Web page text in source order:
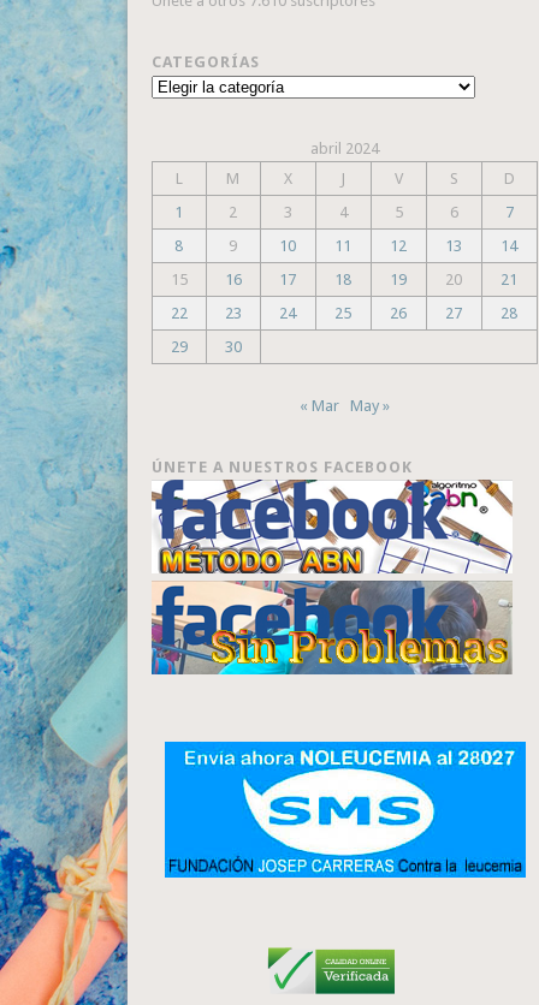
CATEGORÍAS
Categorías
abril 2024
L
M X J V S
D
1
2 3 4 5 6
7
8
9 10 11 12 13
14
15
16 17 18 19 20
21
22
23 24 25 26 27
28
29
30
« Mar May »
ÚNETE A NUESTROS FACEBOOK